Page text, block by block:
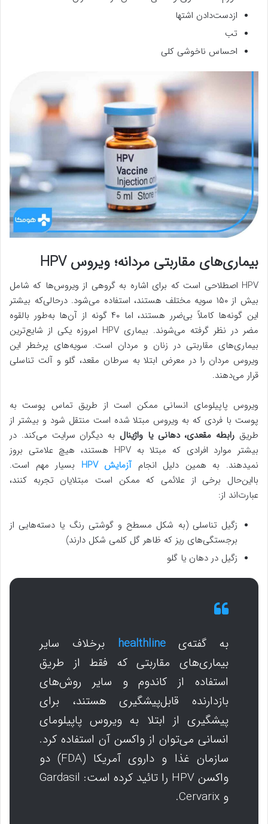
ازدست‌دادن اشتها
تب
احساس ناخوشی کلی
بیماری‌های مقاربتی مردانه؛ ویروس HPV
HPV اصطلاحی است که برای اشاره به گروهی از ویروس‌ها که شامل
بیش از ۱۵۰ سویه مختلف هستند، استفاده می‌شود. درحالی‌که بیشتر
این گونه‌ها کاملاً بی‌ضرر هستند، اما ۴۰ گونه از آن‌ها به‌طور بالقوه
مضر در نظر گرفته می‌شوند. بیماری HPV امروزه یکی از شایع‌ترین
بیماری‌های مقاربتی در زنان و مردان است. سویه‌های پرخطر این
ویروس مردان را در معرض ابتلا به سرطان مقعد، گلو و آلت تناسلی
قرار می‌دهند.
ویروس پاپیلومای انسانی ممکن است از طریق تماس پوست به
پوست با فردی که به ویروس مبتلا شده است منتقل شود و بیشتر از
طریق رابطه مقعدی، دهانی یا واژینال به دیگران سرایت می‌کند. در
بیشتر موارد افرادی که مبتلا به HPV هستند، هیچ علامتی بروز
نمی‎دهند. به همین دلیل انجام
آزمایش HPV
بسیار مهم است.
بااین‌حال برخی از علائمی که ممکن است مبتلایان تجربه کنند،
عبارت‌اند از:
زگیل تناسلی (به شکل مسطح و گوشتی رنگ یا دسته‌هایی از
برجستگی‌های ریز که ظاهر گل کلمی شکل دارند)
زگیل در دهان یا گلو
به گفته‌یhealthline
برخلاف سایر
بیماری‌های مقاربتی که فقط از طریق
استفاده از کاندوم و سایر روش‌های
بازدارنده قابل‌پیشگیری هستند، برای
پیشگیری از ابتلا به ویروس پاپیلومای
انسانی می‌توان از واکسن آن استفاده کرد.
سازمان غذا و داروی آمریکا (FDA) دو
واکسن HPV را تائید کرده است: Gardasil
و Cervarix.